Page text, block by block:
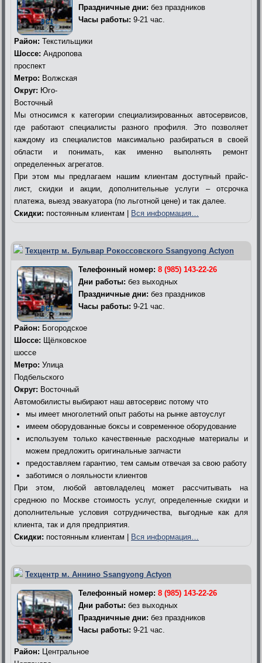
Праздничные дни: без праздников
Часы работы: 9-21 час.
Район: Текстильщики
Шоссе: Андропова
проспект
Метро: Волжская
Округ: Юго-
Восточный
Мы относимся к категории специализированных автосервисов,
где работают специалисты разного профиля. Это позволяет
каждому из специалистов максимально разбираться в своей
области и понимать, как именно выполнять ремонт
определенных агрегатов.
При этом мы предлагаем нашим клиентам доступный прайс-
лист, скидки и акции, дополнительные услуги – отсрочка
платежа, выезд эвакуатора (по льготной цене) и так далее.
Скидки: постоянным клиентам | Вся информация…
Техцентр м. Бульвар Рокоссовского Ssangyong Actyon
Телефонный номер: 8 (985) 143-22-26
Дни работы: без выходных
Праздничные дни: без праздников
Часы работы: 9-21 час.
Район: Богородское
Шоссе: Щёлковское
шоссе
Метро: Улица
Подбельского
Округ: Восточный
Автомобилисты выбирают наш автосервис потому что
мы имеет многолетний опыт работы на рынке автоуслуг
имеем оборудованные боксы и современное оборудование
используем только качественные расходные материалы и
можем предложить оригинальные запчасти
предоставляем гарантию, тем самым отвечая за свою работу
заботимся о лояльности клиентов
При этом, любой автовладелец может рассчитывать на
среднюю по Москве стоимость услуг, определенные скидки и
дополнительные условия сотрудничества, выгодные как для
клиента, так и для предприятия.
Скидки: постоянным клиентам | Вся информация…
Техцентр м. Аннино Ssangyong Actyon
Телефонный номер: 8 (985) 143-22-26
Дни работы: без выходных
Праздничные дни: без праздников
Часы работы: 9-21 час.
Район: Центральное